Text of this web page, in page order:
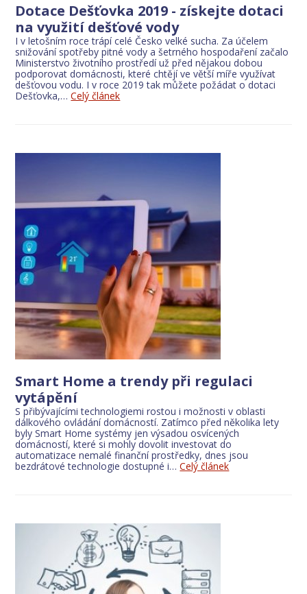
Dotace Dešťovka 2019 - získejte dotaci
na využití dešťové vody
I v letošním roce trápí celé Česko velké sucha. Za účelem
snižování spotřeby pitné vody a šetrného hospodaření začalo
Ministerstvo životního prostředí už před nějakou dobou
podporovat domácnosti, které chtějí ve větší míře využívat
dešťovou vodu. I v roce 2019 tak můžete požádat o dotaci
Dešťovka,…Celý článek
Smart Home a trendy při regulaci
vytápění
S přibývajícími technologiemi rostou i možnosti v oblasti
dálkového ovládání domácností. Zatímco před několika lety
byly Smart Home systémy jen výsadou osvícených
domácností, které si mohly dovolit investovat do
automatizace nemalé finanční prostředky, dnes jsou
bezdrátové technologie dostupné i…Celý článek